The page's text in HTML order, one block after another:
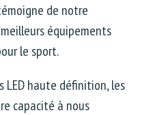
de notre
équipements
le sport.
LED haute définition, les
capacité à nous